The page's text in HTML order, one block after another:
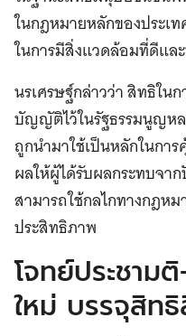
ในกฎหมายหลักของประเ
ในการมีสิ่งแวดล้อมที่ดีแล
นรเศรษฐ์กล่าวว่า สิทธิใน
บัญญัติไว้ในรัฐธรรมนูญห
ถูกนำมาใช้เป็นหลักในกา
ผลให้ผู้ได้รับผลกระทบจ
สามารถใช้กลไกทางกฎห
ประสิทธิภาพ
โจทย์ประชาม
ใหม่ บรรจุสิท